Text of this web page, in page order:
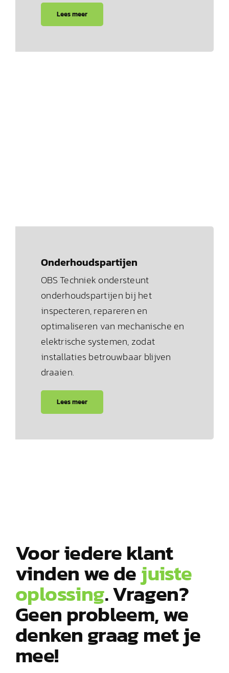
Lees meer
Onderhoudspartijen
OBS Techniek ondersteunt
onderhoudspartijen bij het
inspecteren, repareren en
optimaliseren van mechanische en
elektrische systemen, zodat
installaties betrouwbaar blijven
draaien.
Lees meer
Voor iedere klant
vinden we dejuiste
oplossing. Vragen?
Geen probleem, we
denken graag met je
mee!